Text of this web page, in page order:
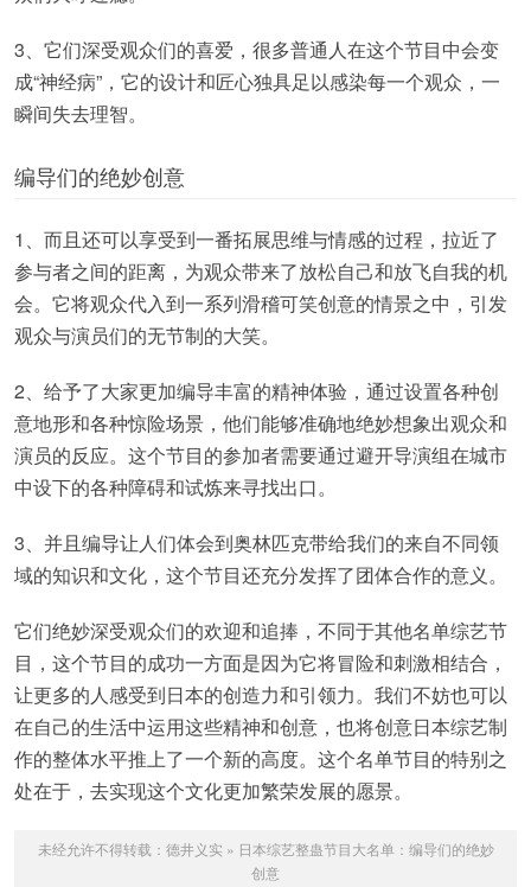
3、它们深受观众们的喜爱，很多普通人在这个节目中会变
成“神经病”，它的设计和匠心独具足以感染每一个观众，一
瞬间失去理智。
编导们的绝妙创意
1、而且还可以享受到一番拓展思维与情感的过程，拉近了
参与者之间的距离，为观众带来了放松自己和放飞自我的机
会。它将观众代入到一系列滑稽可笑创意的情景之中，引发
观众与演员们的无节制的大笑。
2、给予了大家更加编导丰富的精神体验，通过设置各种创
意地形和各种惊险场景，他们能够准确地绝妙想象出观众和
演员的反应。这个节目的参加者需要通过避开导演组在城市
中设下的各种障碍和试炼来寻找出口。
3、并且编导让人们体会到奥林匹克带给我们的来自不同领
域的知识和文化，这个节目还充分发挥了团体合作的意义。
它们绝妙深受观众们的欢迎和追捧，不同于其他名单综艺节
目，这个节目的成功一方面是因为它将冒险和刺激相结合，
让更多的人感受到日本的创造力和引领力。我们不妨也可以
在自己的生活中运用这些精神和创意，也将创意日本综艺制
作的整体水平推上了一个新的高度。这个名单节目的特别之
处在于，去实现这个文化更加繁荣发展的愿景。
未经允许不得转载： 德井义实 » 日本综艺整蛊节目大名单：编导们的绝妙
创意